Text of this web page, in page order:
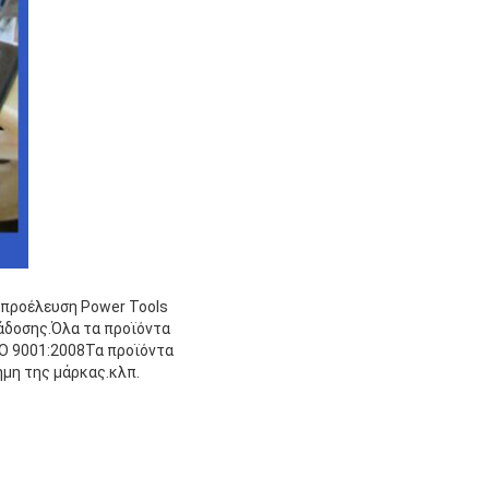
προέλευση Power Tools
τα προϊόντα
9001:2008Τα προϊόντα
της μάρκας.κλπ.